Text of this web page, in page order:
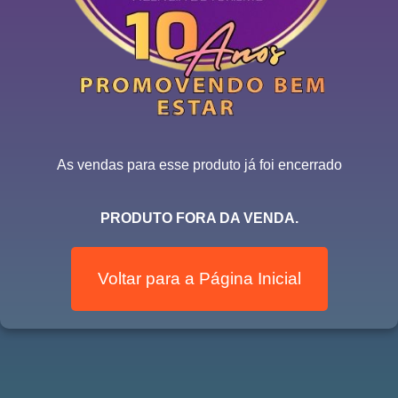
As vendas para esse produto já foi encerrado
PRODUTO FORA DA VENDA.
Voltar para a Página Inicial